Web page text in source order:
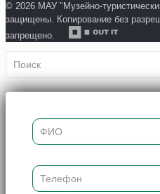
© 2026 МАУ "Музейно-
защищены. Копирование без
запрещено.